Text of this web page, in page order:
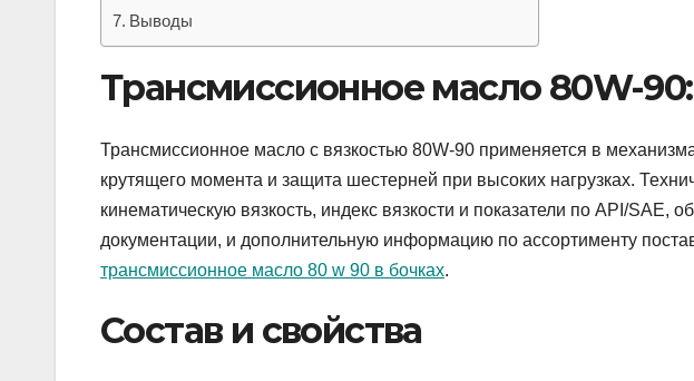
Выводы
Трансмиссионное масло 80W-
Трансмиссионное масло с вязкостью 80W-90 применяется в
крутящего момента и защита шестерней при высоких нагрузках.
кинематическую вязкость, индекс вязкости и показатели по API/SAE,
документации, и дополнительную информацию по ассортименту
трансмиссионное масло 80 w 90 в бочках.
Состав и свойства